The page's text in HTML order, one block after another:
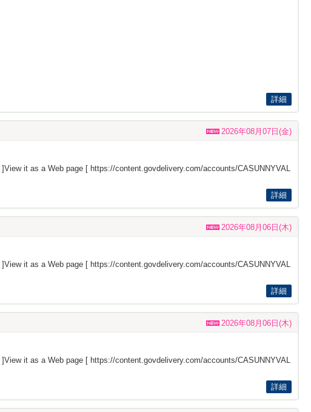
詳細
2026年08月07日(金)
]View it as a Web page [ https://content.govdelivery.com/accounts/CASUNNYVAL
詳細
2026年08月06日(木)
]View it as a Web page [ https://content.govdelivery.com/accounts/CASUNNYVAL
詳細
2026年08月06日(木)
]View it as a Web page [ https://content.govdelivery.com/accounts/CASUNNYVAL
詳細